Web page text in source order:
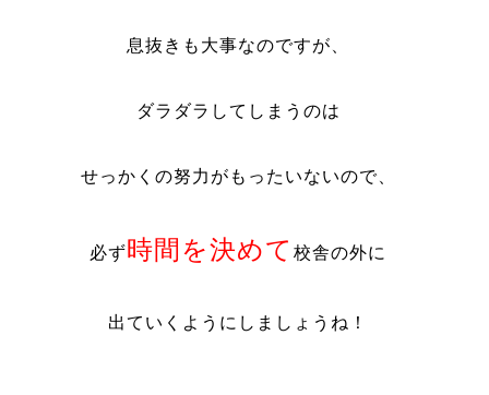
息抜きも大事なのですが、
ダラダラしてしまうのは
せっかくの努力がもったいないので、
必ず時間を決めて校舎の外に
出ていくようにしましょうね！